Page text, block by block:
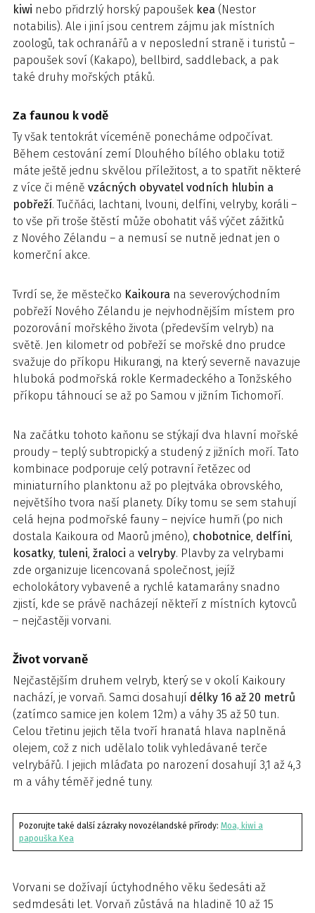
kiwi nebo přidrzlý horský papoušek kea (Nestor
notabilis). Ale i jiní jsou centrem zájmu jak místních
zoologů, tak ochranářů a v neposlední straně i turistů –
papoušek soví (Kakapo), bellbird, saddleback, a pak
také druhy mořských ptáků.
Za faunou k vodě
Ty však tentokrát víceméně ponecháme odpočívat.
Během cestování zemí Dlouhého bílého oblaku totiž
máte ještě jednu skvělou příležitost, a to spatřit některé
z více či méně vzácných obyvatel vodních hlubin a
pobřeží. Tučňáci, lachtani, lvouni, delfíni, velryby, koráli –
to vše při troše štěstí může obohatit váš výčet zážitků
z Nového Zélandu – a nemusí se nutně jednat jen o
komerční akce.
Tvrdí se, že městečko Kaikoura na severovýchodním
pobřeží Nového Zélandu je nejvhodnějším místem pro
pozorování mořského života (především velryb) na
světě. Jen kilometr od pobřeží se mořské dno prudce
svažuje do příkopu Hikurangi, na který severně navazuje
hluboká podmořská rokle Kermadeckého a Tonžského
příkopu táhnoucí se až po Samou v jižním Tichomoří.
Na začátku tohoto kaňonu se stýkají dva hlavní mořské
proudy – teplý subtropický a studený z jižních moří. Tato
kombinace podporuje celý potravní řetězec od
miniaturního planktonu až po plejtváka obrovského,
největšího tvora naší planety. Díky tomu se sem stahují
celá hejna podmořské fauny – nejvíce humři (po nich
dostala Kaikoura od Maorů jméno), chobotnice, delfíni,
kosatky, tuleni, žraloci a velryby. Plavby za velrybami
zde organizuje licencovaná společnost, jejíž
echolokátory vybavené a rychlé katamarány snadno
zjistí, kde se právě nacházejí někteří z místních kytovců
– nejčastěji vorvani.
Život vorvaně
Nejčastějším druhem velryb, který se v okolí Kaikoury
nachází, je vorvaň. Samci dosahují délky 16 až 20 metrů
(zatímco samice jen kolem 12m) a váhy 35 až 50 tun.
Celou třetinu jejich těla tvoří hranatá hlava naplněná
olejem, což z nich udělalo tolik vyhledávané terče
velrybářů. I jejich mláďata po narození dosahují 3,1 až 4,3
m a váhy téměř jedné tuny.
Pozorujte také další zázraky novozélandské přírody: Moa, kiwi a
papouška Kea
Vorvani se dožívají úctyhodného věku šedesáti až
sedmdesáti let. Vorvaň zůstává na hladině 10 až 15